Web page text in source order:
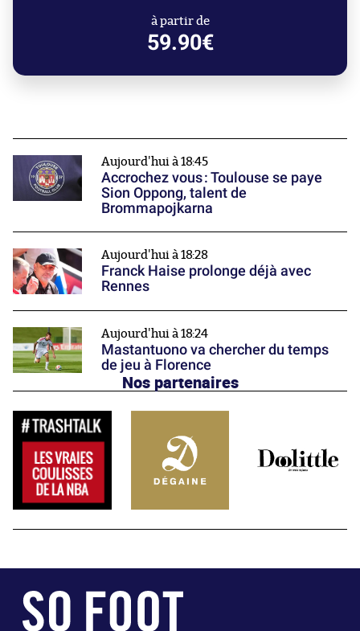
à partir de
59.90€
Aujourd'hui à 18:45
Accrochez vous : Toulouse se paye
Sion Oppong, talent de
Brommapojkarna
Aujourd'hui à 18:28
Franck Haise prolonge déjà avec
Rennes
Aujourd'hui à 18:24
Mastantuono va chercher du temps
de jeu à Florence
Nos partenaires